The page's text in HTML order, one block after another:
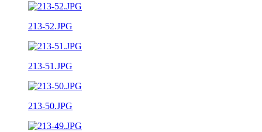
213-52.JPG
213-51.JPG
213-50.JPG